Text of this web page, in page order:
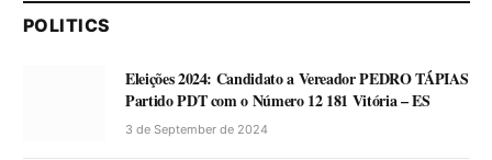
POLITICS
Eleições 2024: Candidato a Vereador PEDRO TÁPIAS
Partido PDT com o Número 12 181 Vitória – ES
3 de September de 2024